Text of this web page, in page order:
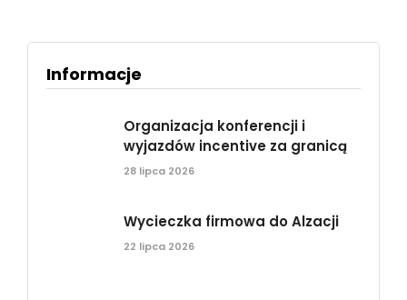
Informacje
Organizacja konferencji i
wyjazdów incentive za granicą
28 lipca 2026
Wycieczka firmowa do Alzacji
22 lipca 2026